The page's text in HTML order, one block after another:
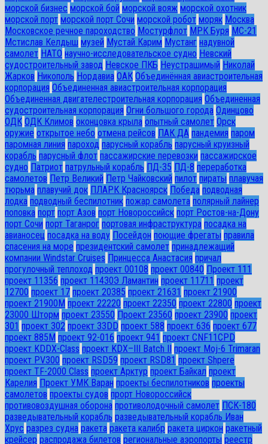
морской бизнес морской бой морской вояж морской охотник
морской порт морской порт Сочи морской робот моряк Москва
Московское речное пароходство Мостурфлот МРК Буря МС-21
Мстислав Келдыш музей Мустай Карим Мустанг надувной
самолет НАТО научно-исследовательское судно Невский
судостроительный завод Невское ПКБ Неустрашимый Николай
Жарков Никополь Нордавиа ОАК Объединённая авиастроительная
корпорация Объединенная авиастроительная корпорация
Объединенная двигателестроительная корпорация Объединенная
судостроительная корпорация Огни большого города Одинцово
ОДК ОДК Климов оконцовка крыла опытный самолет Орск
оружие открытое небо отмена рейсов ПАК ДА пандемия паром
паромная линия пароход парусный корабль парусный круизный
корабль парусный флот пассажирские перевозки пассажирское
судно Патриот патрульный корабль ПД-35 ПД-8 переработка
самолетов Петр Великий Петр Чайковский пилот пираты плавучая
тюрьма плавучий док ПЛАРК Красноярск Победа подводная
лодка подводный беспилотник пожар самолета полярный лайнер
поповка порт порт Азов порт Новороссийск порт Ростов-на-Дону
порт Сочи порт Таганрог портовая инфраструктура посадка на
авианосец посадка на воду Посейдон поющие фрегаты правила
спасения на море президентский самолет принадлежащий
компании Windstar Cruises Принцесса Анастасия причал
прогулочный теплоход проект 00108 проект 00840 Проект 111
проект 11356 проект 11430Э Ламантин проект 11711 проект
12700 проект 17 проект 20385 проект 21631 проект 21900
проект 21900М проект 22220 проект 22350 проект 22800 проект
23000 Шторм проект 23550 Проект 23560 проект 23900 проект
301 проект 302 проект 33DD проект 588 проект 636 проект 677
проект 885М проект 92-016 проект 941 проект CNF11CPD
проект KDDX-Class проект KDX–III Batch II
проект Moj-6 Trimaran
проект PV300 проект RSD59 проект RSD81 проект Shpere
проект TF-2000 Class проект Арктур проект Байкал проект
Карелия Проект УМК Варан проекты беспилотников проекты
самолетов проекты судов прорт Новороссийск
противовоздушная оборона противолодочный самолет ПСК-180
разведывательный корабль разведывательный корабль Иван
Хрус разрез судна ракета ракета калибр ракета циркон ракетный
крейсер распродажа билетов региональные аэропорты реестр